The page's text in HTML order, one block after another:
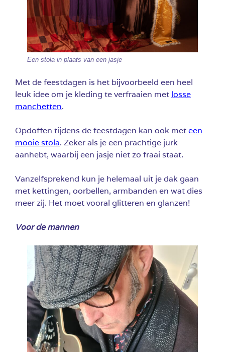
Een stola in plaats van een jasje
Met de feestdagen is het bijvoorbeeld een heel
leuk idee om je kleding te verfraaien met losse
manchetten.
Opdoffen tijdens de feestdagen kan ook meteen
mooie stola. Zeker als je een prachtige jurk
aanhebt, waarbij een jasje niet zo fraai staat.
Vanzelfsprekend kun je helemaal uit je dak gaan
met kettingen, oorbellen, armbanden en wat dies
meer zij. Het moet vooral glitteren en glanzen!
Voor de mannen